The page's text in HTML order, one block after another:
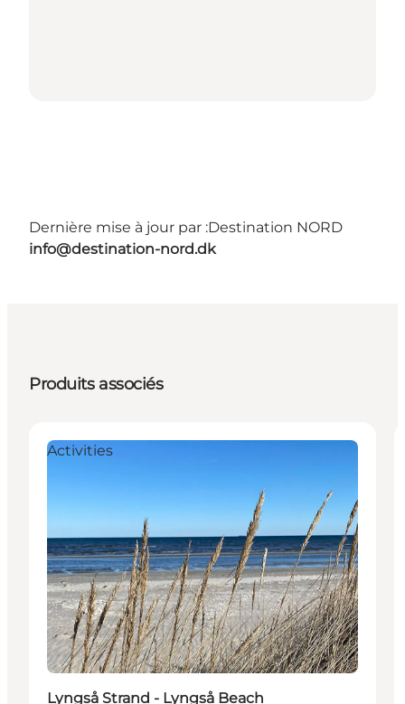
Dernière mise à jour par :Destination NORD
info@destination-nord.dk
Produits associés
Activities
Lyngså Strand - Lyngså Beach